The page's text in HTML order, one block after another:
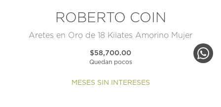
ROBERTO COIN
Aretes en Oro de 18 Kilates Amorino Mujer
$58,700.00
Quedan pocos
MESES SIN INTERESES